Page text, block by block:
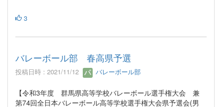
3
バレーボール部 春高県予選
投稿日時 : 2021/11/12 バレーボール部
【令和3年度 群馬県高等学校バレーボール選手権大会 兼
第74回全日本バレーボール高等学校選手権大会県予選会(男